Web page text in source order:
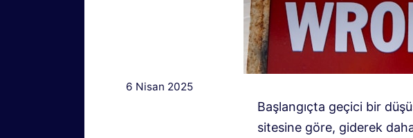
6 Nisan 2025
Başlangıçta geçici bir
sitesine göre, giderek